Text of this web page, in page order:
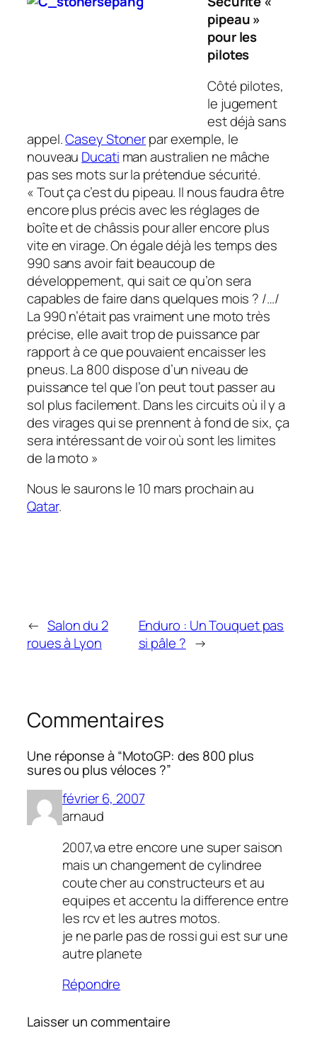
pipeau »
pour les
pilotes
Côté pilotes,
le jugement
est déjà sans
appel.Casey Stonerpar exemple, le
nouveau Ducati man australien ne mâche
pas ses mots sur la prétendue sécurité.
« Tout ça c’est du pipeau. Il nous faudra être
encore plus précis avec les réglages de
boîte et de châssis pour aller encore plus
vite en virage. On égale déjà les temps des
990 sans avoir fait beaucoup de
développement, qui sait ce qu’on sera
capables de faire dans quelques mois ? /…/
La 990 n’était pas vraiment une moto très
précise, elle avait trop de puissance par
rapport à ce que pouvaient encaisser les
pneus. La 800 dispose d’un niveau de
puissance tel que l’on peut tout passer au
sol plus facilement. Dans les circuits où il y a
des virages qui se prennent à fond de six, ça
sera intéressant de voir où sont les limites
de la moto »
Nous le saurons le 10 mars prochain au
Qatar.
← Salon du 2
roues à Lyon
Enduro : Un Touquet pas
si pâle ? →
Commentaires
Une réponse à “MotoGP: des 800 plus
sures ou plus véloces ?”
février 6, 2007
arnaud
2007,va etre encore une super saison
mais un changement de cylindree
coute cher au constructeurs et au
equipes et accentu la difference entre
les rcv et les autres motos.
je ne parle pas de rossi gui est sur une
autre planete
Répondre
Laisser un commentaire